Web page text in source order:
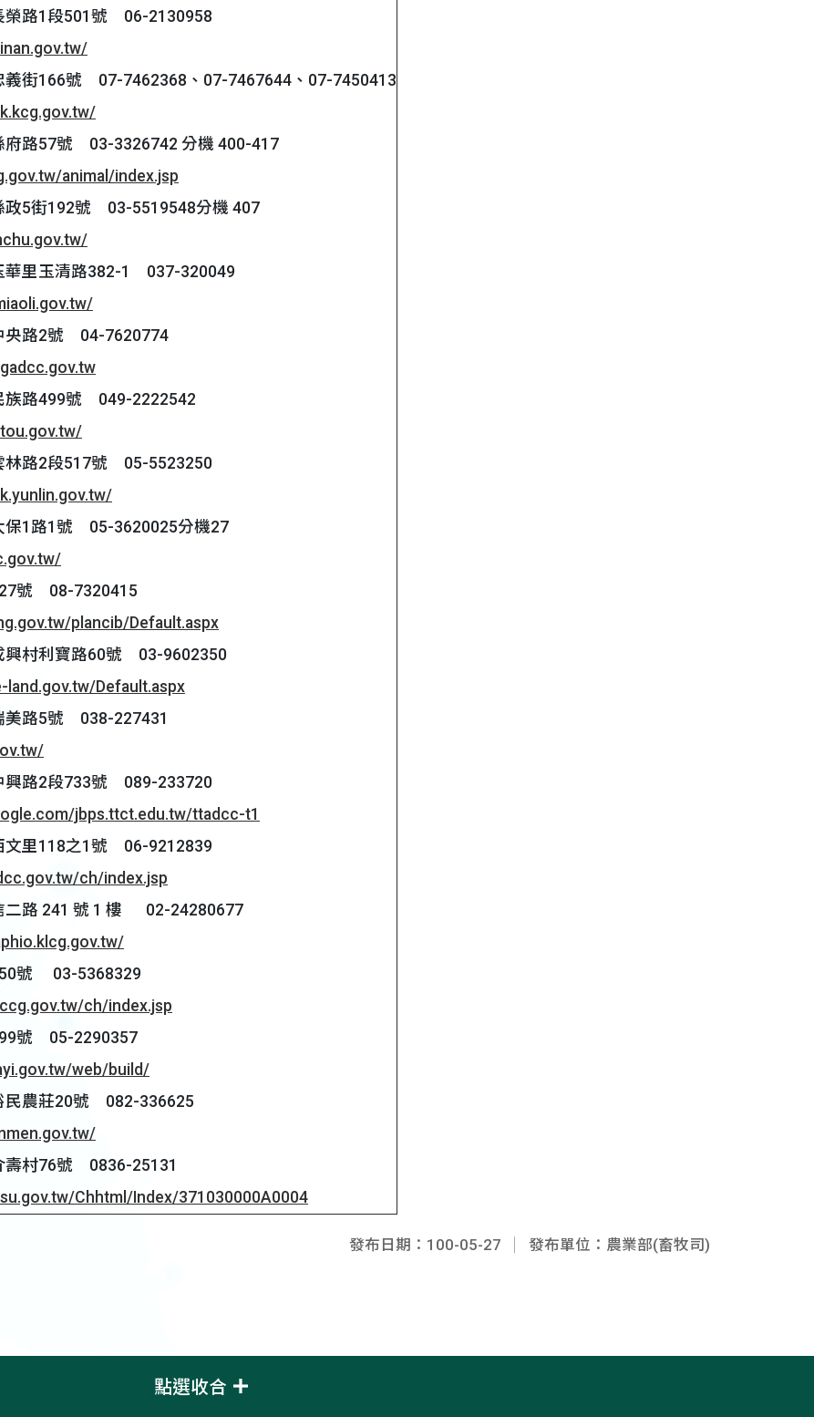
榮路1段501號 06-2130958
義街166號 07-7462368、07-7467644、07-7450413
府路57號 03-3326742 分機 400-417
animal/index.jsp
政5街192號 03-5519548分機 407
華里玉清路382-1 037-320049
央路2號 04-7620774
族路499號 049-2222542
林路2段517號 05-5523250
保1路1號 05-3620025分機27
號 08-7320415
plancib/Default.aspx
興村利寶路60號 03-9602350
land.gov.tw/Default.aspx
美路5號 038-227431
興路2段733號 089-233720
jbps.ttct.edu.tw/ttadcc-t1
文里118之1號 06-9212839
ch/index.jsp
二路 241 號 1 樓 02-24280677
號 03-5368329
ch/index.jsp
號 05-2290357
web/build/
民農莊20號 082-336625
壽村76號 0836-25131
Chhtml/Index/371030000A0004
發布日期：100-05-27 發布單位：農業部(畜牧司)
點選收合